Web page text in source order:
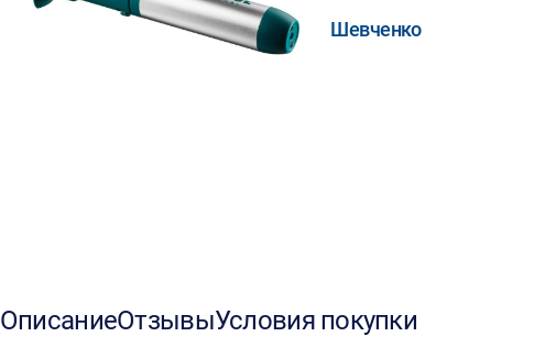
Шевченко
ОписаниеОтзывыУсловия покупки